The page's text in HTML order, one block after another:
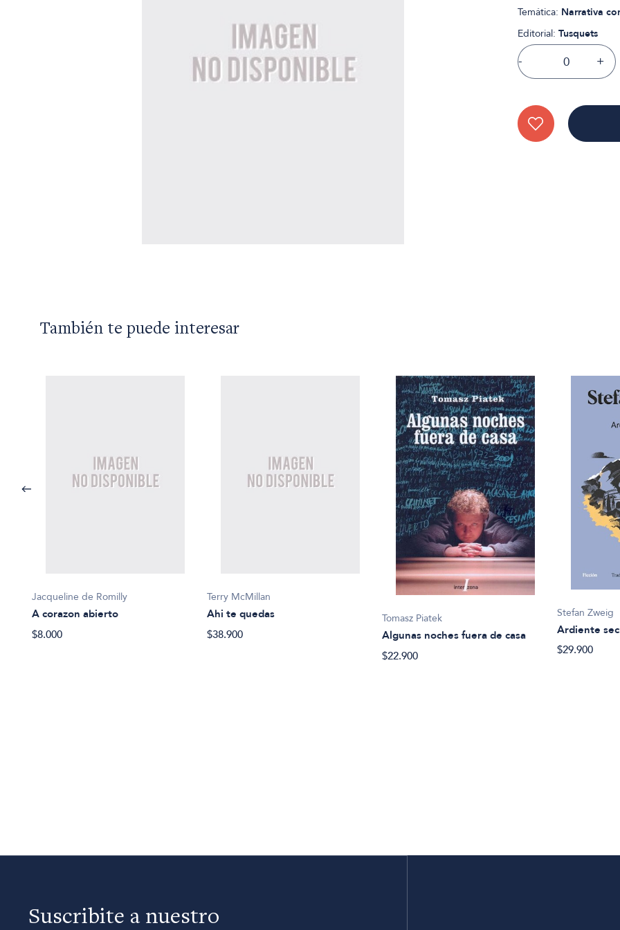
Temática: Narrativa
Editorial: Tusquets
- +
También te puede interesar
Jacqueline de Romilly
A corazon abierto
$8.000
Terry McMillan
Ahi te quedas
$38.900
Tomasz Piatek
Algunas noches fuera de casa
$22.900
Stefan Zweig
Ardiente
$29.900
Suscribite a nuestro